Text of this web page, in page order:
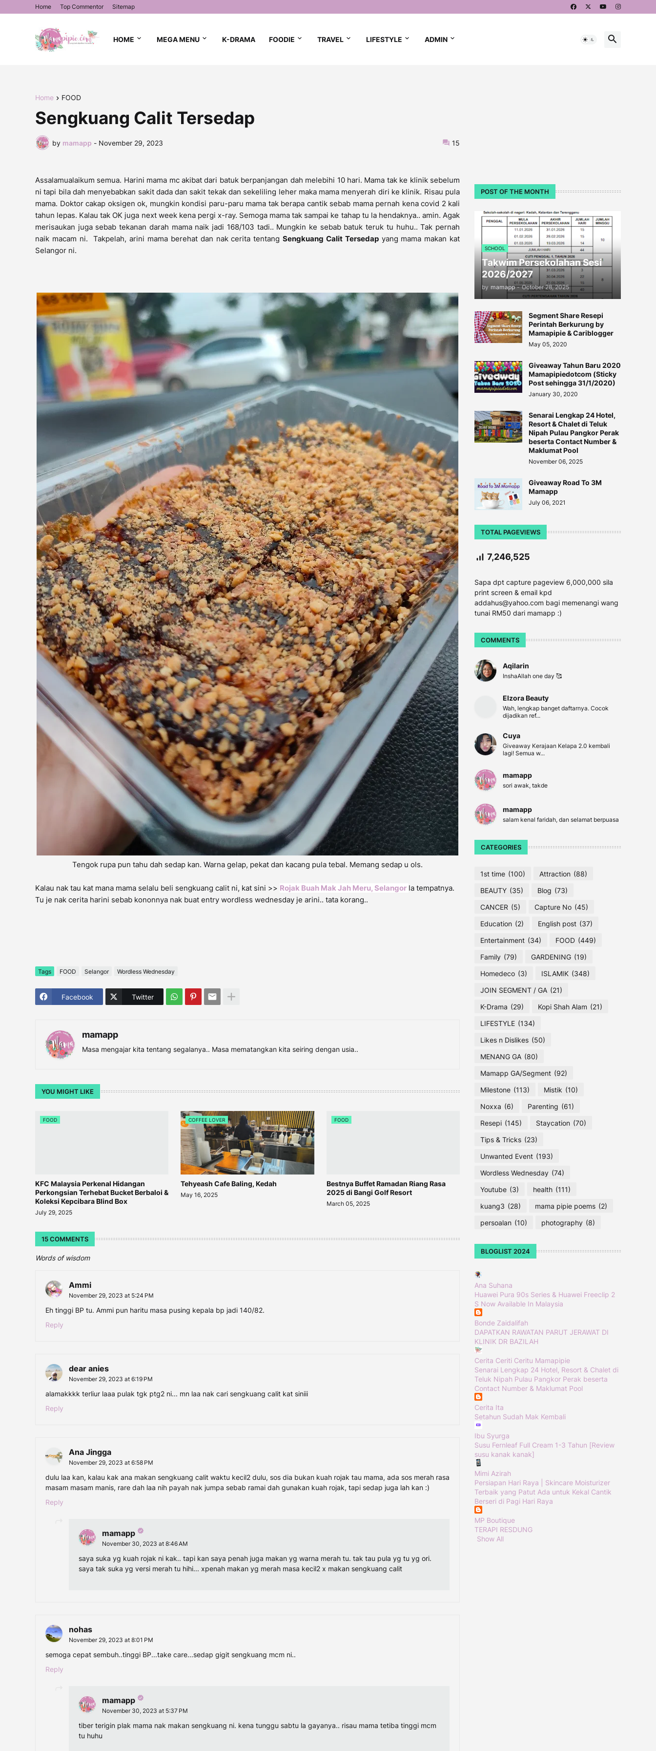
Home Top Commentor Sitemap
HOME MEGA MENU K-DRAMA FOODIE TRAVEL LIFESTYLE ADMIN
Home FOOD
Sengkuang Calit Tersedap
by mamapp - November 29, 2023 15
Assalamualaikum semua. Harini mama mc akibat dari batuk berpanjangan dah melebihi 10 hari. Mama tak ke klinik sebelum
ni tapi bila dah menyebabkan sakit dada dan sakit tekak dan sekeliling leher maka mama menyerah diri ke klinik. Risau pula
mama. Doktor cakap oksigen ok, mungkin kondisi paru-paru mama tak berapa cantik sebab mama pernah kena covid 2 kali
tahun lepas. Kalau tak OK juga next week kena pergi x-ray. Semoga mama tak sampai ke tahap tu la hendaknya.. amin. Agak
merisaukan juga sebab tekanan darah mama naik jadi 168/103 tadi.. Mungkin ke sebab batuk teruk tu huhu.. Tak pernah
naik macam ni. Takpelah, arini mama berehat dan nak cerita tentang Sengkuang Calit Tersedapyang mama makan kat
Selangor ni.
Tengok rupa pun tahu dah sedap kan. Warna gelap, pekat dan kacang pula tebal. Memang sedap u ols.
Kalau nak tau kat mana mama selalu beli sengkuang calit ni, kat sini >> Rojak Buah Mak Jah Meru, Selangor la tempatnya.
Tu je nak cerita harini sebab kononnya nak buat entry wordless wednesday je arini.. tata korang..
Tags FOOD Selangor Wordless Wednesday
Facebook Twitter
mamapp
Masa mengajar kita tentang segalanya.. Masa mematangkan kita seiring dengan usia..
YOU MIGHT LIKE
FOOD
KFC Malaysia Perkenal Hidangan
Perkongsian Terhebat Bucket Berbaloi &
Koleksi Kepcibara Blind Box
July 29, 2025
COFFEE LOVER
Tehyeash Cafe Baling, Kedah
May 16, 2025
FOOD
Bestnya Buffet Ramadan Riang Rasa
2025 di Bangi Golf Resort
March 05, 2025
15 COMMENTS
Words of wisdom
Ammi
November 29, 2023 at 5:24 PM
Eh tinggi BP tu. Ammi pun haritu masa pusing kepala bp jadi 140/82.
Reply
dear anies
November 29, 2023 at 6:19 PM
alamakkkk terliur laaa pulak tgk ptg2 ni... mn laa nak cari sengkuang calit kat siniii
Reply
Ana Jingga
November 29, 2023 at 6:58 PM
dulu laa kan, kalau kak ana makan sengkuang calit waktu kecil2 dulu, sos dia bukan kuah rojak tau mama, ada sos merah rasa
masam masam manis, rare dah laa nih payah nak jumpa sebab ramai dah gunakan kuah rojak, tapi sedap juga lah kan :)
Reply
mamapp
November 30, 2023 at 8:46 AM
saya suka yg kuah rojak ni kak.. tapi kan saya penah juga makan yg warna merah tu. tak tau pula yg tu yg ori.
saya tak suka yg versi merah tu hihi... xpenah makan yg merah masa kecil2 x makan sengkuang calit
nohas
November 29, 2023 at 8:01 PM
semoga cepat sembuh..tinggi BP...take care...sedap gigit sengkuang mcm ni..
Reply
mamapp
November 30, 2023 at 5:37 PM
tiber terigin plak mama nak makan sengkuang ni. kena tunggu sabtu la gayanya.. risau mama tetiba tinggi mcm
tu huhu
POST OF THE MONTH
SCHOOL
Takwim Persekolahan Sesi
2026/2027
by mamapp - October 28, 2025
Segment Share Resepi
Perintah Berkurung by
Mamapipie & Cariblogger
May 05, 2020
Giveaway Tahun Baru 2020
Mamapipiedotcom (Sticky
Post sehingga 31/1/2020)
January 30, 2020
Senarai Lengkap 24 Hotel,
Resort & Chalet di Teluk
Nipah Pulau Pangkor Perak
beserta Contact Number &
Maklumat Pool
November 06, 2025
Giveaway Road To 3M
Mamapp
July 06, 2021
TOTAL PAGEVIEWS
7,246,525
Sapa dpt capture pageview 6,000,000 sila
print screen & email kpd
addahus@yahoo.com bagi memenangi wang
tunai RM50 dari mamapp :)
COMMENTS
Aqilarin
InshaAllah one day 🥰
Elzora Beauty
Wah, lengkap banget daftarnya. Cocok
dijadikan ref...
Cuya
Giveaway Kerajaan Kelapa 2.0 kembali
lagi! Semua w...
mamapp
sori awak, takde
mamapp
salam kenal faridah, dan selamat berpuasa
CATEGORIES
1st time (100) Attraction (88)
BEAUTY (35) Blog (73)
CANCER (5) Capture No (45)
Education (2) English post (37)
Entertainment (34) FOOD (449)
Family (79) GARDENING (19)
Homedeco (3) ISLAMIK (348)
JOIN SEGMENT / GA (21)
K-Drama (29) Kopi Shah Alam (21)
LIFESTYLE (134)
Likes n Dislikes (50)
MENANG GA (80)
Mamapp GA/Segment (92)
Milestone (113) Mistik (10)
Noxxa (6) Parenting (61)
Resepi (145) Staycation (70)
Tips & Tricks (23)
Unwanted Event (193)
Wordless Wednesday (74)
Youtube (3) health (111)
kuang3 (28) mama pipie poems (2)
persoalan (10) photography (8)
BLOGLIST 2024
Ana Suhana
Huawei Pura 90s Series & Huawei Freeclip 2
S Now Available In Malaysia
Bonde Zaidalifah
DAPATKAN RAWATAN PARUT JERAWAT DI
KLINIK DR BAZILAH
Cerita Ceriti Ceritu Mamapipie
Senarai Lengkap 24 Hotel, Resort & Chalet di
Teluk Nipah Pulau Pangkor Perak beserta
Contact Number & Maklumat Pool
Cerita Ita
Setahun Sudah Mak Kembali
Ibu Syurga
Susu Fernleaf Full Cream 1-3 Tahun [Review
susu kanak kanak]
Mimi Azirah
Persiapan Hari Raya | Skincare Moisturizer
Terbaik yang Patut Ada untuk Kekal Cantik
Berseri di Pagi Hari Raya
MP Boutique
TERAPI RESDUNG
Show All